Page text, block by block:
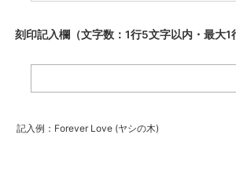
刻印記入欄（文字数：1行5文字以内・最大1
記入例：Forever Love (ヤシの木)